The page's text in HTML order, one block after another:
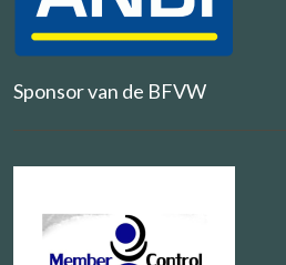
Sponsor van de BFVW